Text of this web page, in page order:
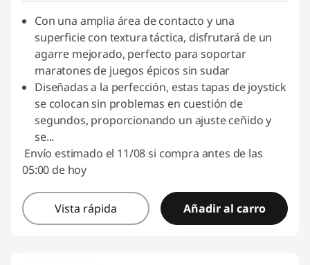
Con una amplia área de contacto y una
superficie con textura táctica, disfrutará de un
agarre mejorado, perfecto para soportar
maratones de juegos épicos sin sudar
Diseñadas a la perfección, estas tapas de joystick
se colocan sin problemas en cuestión de
segundos, proporcionando un ajuste ceñido y
se...
Envío estimado el 11/08 si compra antes de las
05:00 de hoy
Vista rápida Añadir al carro